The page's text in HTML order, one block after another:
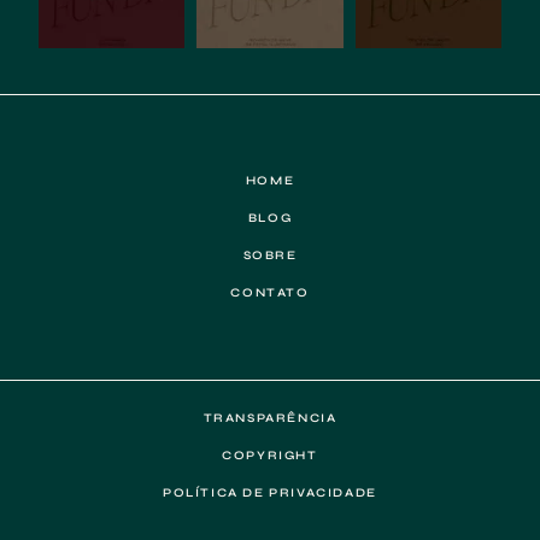
HOME
BLOG
SOBRE
CONTATO
TRANSPARÊNCIA
COPYRIGHT
POLÍTICA DE PRIVACIDADE